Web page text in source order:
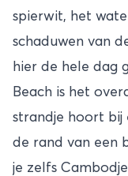
spierwit, het
schaduwen van
hier de hele dag
Beach is het
strandje hoort bij
de rand van een
je zelfs